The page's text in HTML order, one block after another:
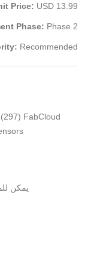
Price: USD 13.99
Phase: Phase 2
Recommended
FabCloud
(297)
يمكن